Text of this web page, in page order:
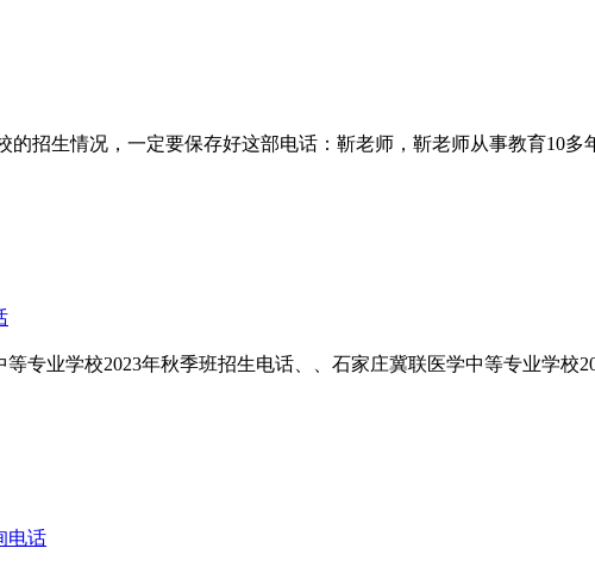
招生情况，一定要保存好这部电话：靳老师，靳老师从事教育10
专业学校2023年秋季班招生电话、、石家庄冀联医学中等专业学校
电话